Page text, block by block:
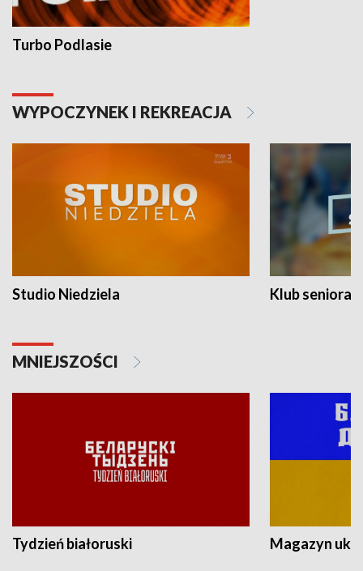
Turbo Podlasie
WYPOCZYNEK I REKREACJA
Studio Niedziela Klub seniora
MNIEJSZOŚCI
Tydzień białoruski Magazyn